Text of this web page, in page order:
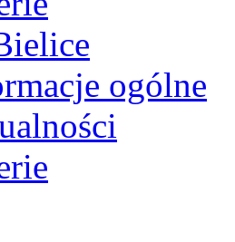
ogólne